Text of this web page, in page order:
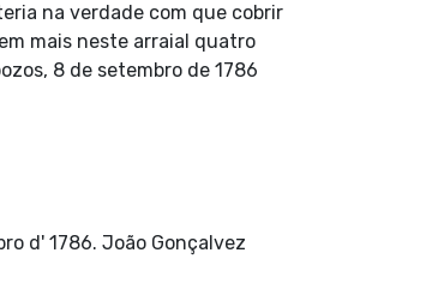
na verdade com que cobrir
mais neste arraial quatro
8 de setembro de 1786
d' 1786. João Gonçalvez